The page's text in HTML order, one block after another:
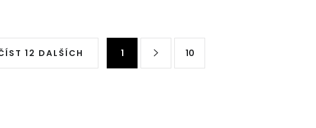
12 DALŠÍCH Stránkování
1 10